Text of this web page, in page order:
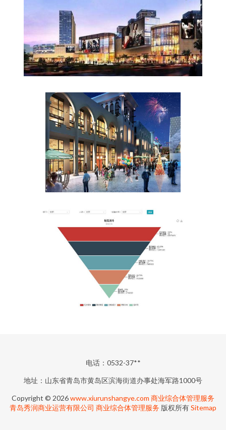
电话：0532-37**
地址：山东省青岛市黄岛区滨海街道办事处海军路1000号
Copyright © 2026www.xiurunshangye.com 商业综合体管理服务
青岛秀润商业运营有限公司 商业综合体管理服务 版权所有Sitemap